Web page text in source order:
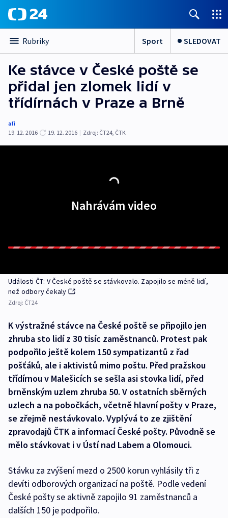
Rubriky Sport SLEDOVAT
Ke stávce v České poště se
přidal jen zlomek lidí v
třídírnách v Praze a Brně
afi
19. 12. 2016
19. 12. 2016 | Zdroj: ČT24, ČTK
Nahrávám video
Události ČT: V České poště se stávkovalo. Zapojilo se méně lidí,
než odbory čekaly
Zdroj: ČT24
K výstražné stávce na České poště se připojilo jen
zhruba sto lidí z 30 tisíc zaměstnanců. Protest pak
podpořilo ještě kolem 150 sympatizantů z řad
pošťáků, ale i aktivistů mimo poštu. Před pražskou
třídírnou v Malešicích se sešla asi stovka lidí, před
brněnským uzlem zhruba 50. V ostatních sběrných
uzlech a na pobočkách, včetně hlavní pošty v Praze,
se zřejmě nestávkovalo. Vyplývá to ze zjištění
zpravodajů ČTK a informací České pošty. Původně se
mělo stávkovat i v Ústí nad Labem a Olomouci.
Stávku za zvýšení mezd o 2500 korun vyhlásily tři z
devíti odborových organizací na poště. Podle vedení
České pošty se aktivně zapojilo 91 zaměstnanců a
dalších 150 je podpořilo.